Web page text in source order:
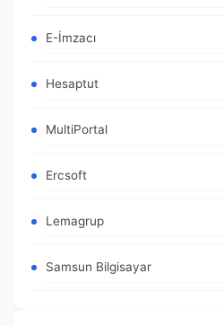
E-İmzacı
Hesaptut
MultiPortal
Ercsoft
Lemagrup
Samsun Bilgisayar